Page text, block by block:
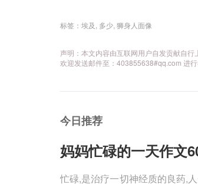
标签： 埃及 多少 狮身人面像
声明：本文内容由互联网用户自发贡献自
欢迎发送邮件至：403855638#qq.com 进
今日推荐
妈妈忙碌的一天作文
忙碌,是治疗一切神经质的良药,